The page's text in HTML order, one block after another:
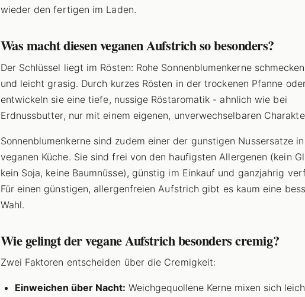
wieder den fertigen im Laden.
Was macht diesen veganen Aufstrich so besonders?
Der Schlüssel liegt im Rösten: Rohe Sonnenblumenkerne
und leicht grasig. Durch kurzes Rösten in der trockenen Pfanne
entwickeln sie eine tiefe, nussige Röstaromatik - ahnlich wie bei
Erdnussbutter, nur mit einem eigenen, unverwechselbaren
Sonnenblumenkerne sind zudem einer der gunstigen Nussersatze
veganen Küche. Sie sind frei von den haufigsten Allergenen (kein
kein Soja, keine Baumnüsse), günstig im Einkauf und ganzjahrig
Für einen günstigen, allergenfreien Aufstrich gibt es kaum eine
Wahl.
Wie gelingt der vegane Aufstrich besonders cremig?
Zwei Faktoren entscheiden über die Cremigkeit:
Einweichen über Nacht: Weichgequollene Kerne mixen sich